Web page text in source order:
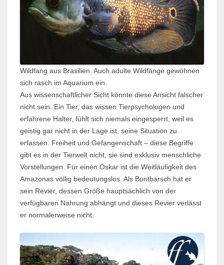
Wildfang aus Brasilien. Auch adulte Wildfänge gewöhnen
sich rasch im Aquarium ein.
Aus wissenschaftlicher Sicht könnte diese Ansicht falscher
nicht sein. Ein Tier, das wissen Tierpsychologen und
erfahrene Halter, fühlt sich niemals eingesperrt, weil es
geistig gar nicht in der Lage ist, seine Situation zu
erfassen. Freiheit und Gefangenschaft – diese Begriffe
gibt es in der Tierwelt nicht, sie sind exklusiv menschliche
Vorstellungen. Für einen Oskar ist die Weitläufigkeit des
Amazonas völlig bedeutungslos. Als Buntbarsch hat er
sein Revier, dessen Größe hauptsächlich von der
verfügbaren Nahrung abhängt und dieses Revier verlässt
er normalerweise nicht.